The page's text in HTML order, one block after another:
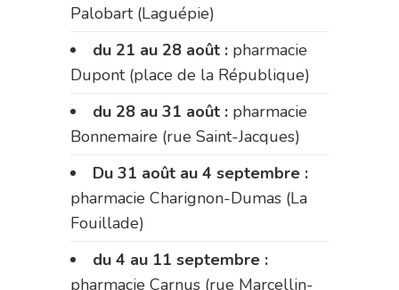
Palobart (Laguépie)
du 21 au 28 août : pharmacie
Dupont (place de la République)
du 28 au 31 août : pharmacie
Bonnemaire (rue Saint-Jacques)
Du 31 août au 4 septembre :
pharmacie Charignon-Dumas (La
Fouillade)
du 4 au 11 septembre :
pharmacie Carnus (rue Marcellin-